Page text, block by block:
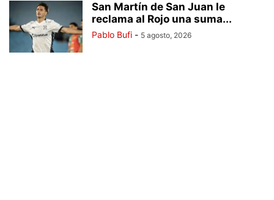
San Martín de San Juan le
reclama al Rojo una suma...
Pablo Bufi - 5 agosto, 2026